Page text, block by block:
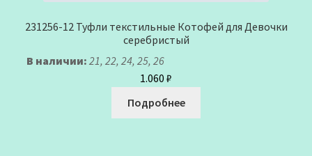
231256-12 Туфли текстильные Котофей для Девочки
серебристый
В наличии: 21, 22, 24, 25, 26
1.060 ₽
Подробнее